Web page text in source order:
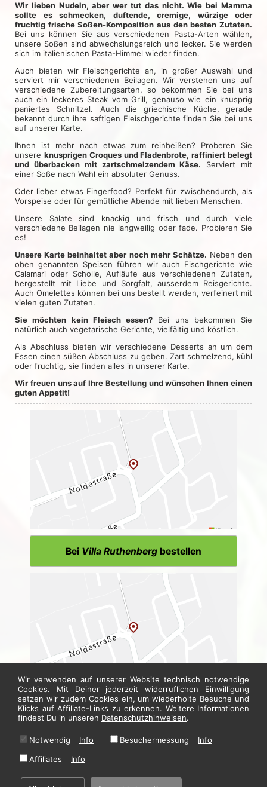
Wir lieben Nudeln, aber wer tut das nicht. Wie bei Mamma
sollte es schmecken, duftende, cremige, würzige oder
fruchtig frische Soßen-Komposition aus den besten Zutaten.
Bei uns können Sie aus verschiedenen Pasta-Arten wählen,
unsere Soßen sind abwechslungsreich und lecker. Sie werden
sich im italienischen Pasta-Himmel wieder finden.
Auch bieten wir Fleischgerichte an, in großer Auswahl und
serviert mir verschiedenen Beilagen. Wir verstehen uns auf
verschiedene Zubereitungsarten, so bekommen Sie bei uns
auch ein leckeres Steak vom Grill, genauso wie ein knusprig
paniertes Schnitzel. Auch die griechische Küche, gerade
bekannt durch ihre saftigen Fleischgerichte finden Sie bei uns
auf unserer Karte.
Ihnen ist mehr nach etwas zum reinbeißen? Proberen Sie
unsere knusprigen Croques und Fladenbrote, raffiniert belegt
und überbacken mit zartschmelzendem Käse. Serviert mit
einer Soße nach Wahl ein absoluter Genuss.
Oder lieber etwas Fingerfood? Perfekt für zwischendurch, als
Vorspeise oder für gemütliche Abende mit lieben Menschen.
Unsere Salate sind knackig und frisch und durch viele
verschiedene Beilagen nie langweilig oder fade. Probieren Sie
es!
Unsere Karte beinhaltet aber noch mehr Schätze. Neben den
oben genannten Speisen führen wir auch Fischgerichte wie
Calamari oder Scholle, Aufläufe aus verschiedenen Zutaten,
hergestellt mit Liebe und Sorgfalt, ausserdem Reisgerichte.
Auch Omelettes können bei uns bestellt werden, verfeinert mit
vielen guten Zutaten.
Sie möchten kein Fleisch essen? Bei uns bekommen Sie
natürlich auch vegetarische Gerichte, vielfältig und köstlich.
Als Abschluss bieten wir verschiedene Desserts an um dem
Essen einen süßen Abschluss zu geben. Zart schmelzend, kühl
oder fruchtig, sie finden alles in unserer Karte.
Wir freuen uns auf Ihre Bestellung und wünschen Ihnen einen
guten Appetit!
Bei Villa Ruthenberg bestellen
BeiSushi Villabestellen
* Alle Preise in Euro inkl. gesetzl. MwSt. Abbildungen können ggf. abweichen.
Wir verwenden auf unserer Website technisch notwendige
Cookies. Mit Deiner jederzeit widerruflichen Einwilligung
setzen wir zudem Cookies ein, um wiederholte Besuche und
Klicks auf Affiliate-Links zu erkennen. Weitere Informationen
findest Du in unseren Datenschutzhinweisen.
Notwendig Info Besuchermessung
Info
Affiliates
Info